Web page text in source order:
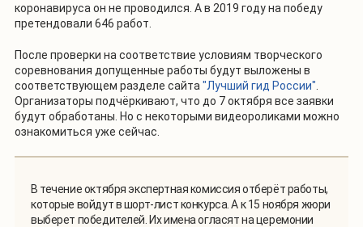
коронавируса он не проводился. А в 2019 году на победу
претендовали 646 работ.
После проверки на соответствие условиям творческого
соревнования допущенные работы будут выложены в
соответствующем разделе сайта "Лучший гид России"
Организаторы подчёркивают, что до 7 октября все заявки
будут обработаны. Но с некоторыми видеороликами можно
ознакомиться уже сейчас.
В течение октября экспертная комиссия отберёт работы,
которые войдут в шорт-лист конкурса. А к 15 ноября жюри
выберет победителей. Их имена огласят на церемонии